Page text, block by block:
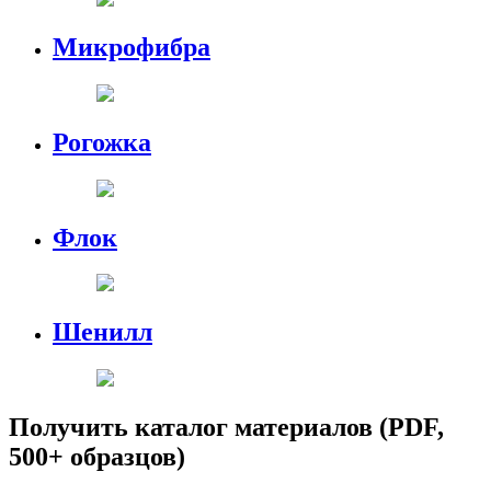
Микрофибра
Рогожка
Флок
Шенилл
Получить каталог материалов (PDF,
500+ образцов)